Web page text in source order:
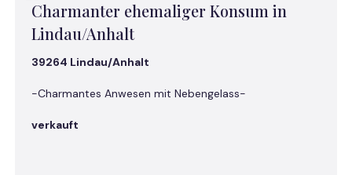
Charmanter ehemaliger Konsum in
Lindau/Anhalt
39264 Lindau/Anhalt
-Charmantes Anwesen mit Nebengelass-
verkauft